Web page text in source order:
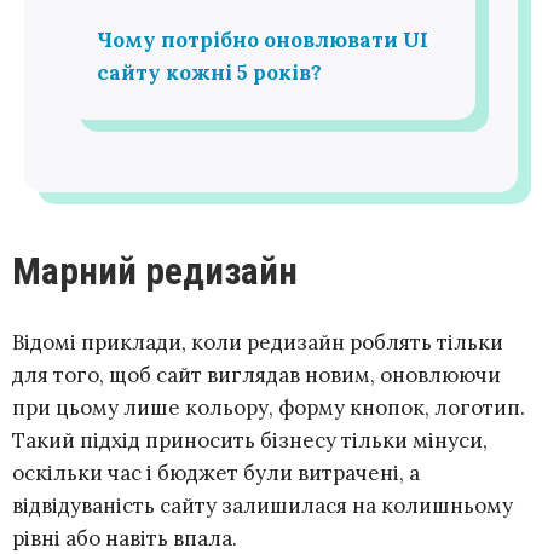
Чому потрібно оновлювати UI
сайту кожні 5 років?
Марний редизайн
Відомі приклади, коли редизайн роблять тільки
для того, щоб сайт виглядав новим, оновлюючи
при цьому лише кольору, форму кнопок, логотип.
Такий підхід приносить бізнесу тільки мінуси,
оскільки час і бюджет були витрачені, а
відвідуваність сайту залишилася на колишньому
рівні або навіть впала.